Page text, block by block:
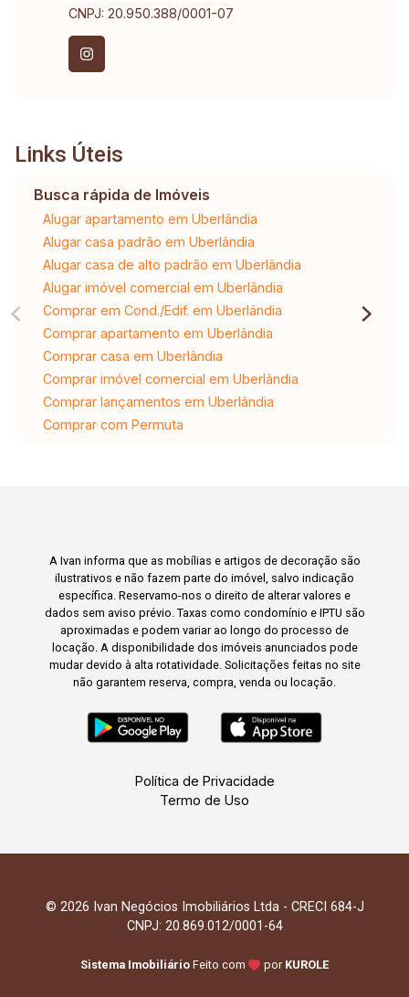
CNPJ: 20.950.388/0001-07
Links Úteis
Busca rápida de Imóveis
Alugar apartamento em Uberlândia
Alugar casa padrão em Uberlândia
Alugar casa de alto padrão em Uberlândia
Alugar imóvel comercial em Uberlândia
Comprar em Cond./Edif. em Uberlândia
Comprar apartamento em Uberlândia
Comprar casa em Uberlândia
Comprar imóvel comercial em Uberlândia
Comprar lançamentos em Uberlândia
Comprar com Permuta
A Ivan informa que as mobílias e artigos de decoração são
ilustrativos e não fazem parte do imóvel, salvo indicação
específica. Reservamo-nos o direito de alterar valores e
dados sem aviso prévio. Taxas como condomínio e IPTU são
aproximadas e podem variar ao longo do processo de
locação. A disponibilidade dos imóveis anunciados pode
mudar devido à alta rotatividade. Solicitações feitas no site
não garantem reserva, compra, venda ou locação.
Política de Privacidade
Termo de Uso
© 2026 Ivan Negócios Imobiliários Ltda - CRECI 684-J
CNPJ: 20.869.012/0001-64
Sistema Imobiliário Feito com por KUROLE